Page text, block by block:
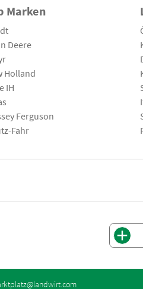
Marken
Deere
Holland
IH
Ferguson
Fahr